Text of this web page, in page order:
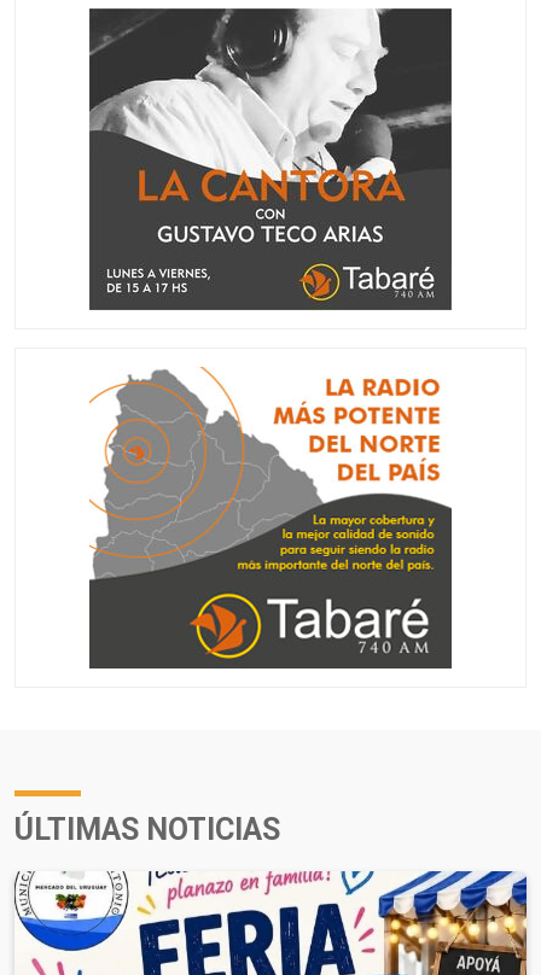
ÚLTIMAS NOTICIAS